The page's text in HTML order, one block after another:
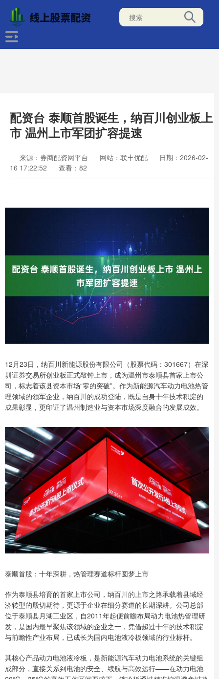
配资台 泰顺首股诞生，纳百川创业板上
市 温州上市军团扩容提速
来源：券商配资网平台 网站：联丰优配
日期：2026-02-
16 17:22:52
查看：82
12月23日，纳百川新能源股份有限公司（股票代码：301667）在深
圳证券交易所创业板正式敲钟上市，成为温州市泰顺县首家上市公
司，标志着该县资本市场“零的突破”。作为新能源汽车动力电池热管
理领域的领军企业，纳百川的成功登陆，既是自身十年技术积淀的
成果彰显，更印证了温州制造业与资本市场深度融合的发展成效。
泰顺首股：十年深耕，热管理赛道标杆圆梦上市
作为泰顺县培育的首家上市公司，纳百川的上市之路承载着县域经
济转型的殷切期待，更源于企业在细分赛道的长期深耕。公司总部
位于泰顺县月湖工业区，自2011年起便前瞻布局动力电池热管理研
发，是国内最早聚焦该领域的企业之一，凭借超过十年的技术积淀
与前瞻性产业布局，已成长为国内电池液冷板领域的行业标杆。
其核心产品动力电池液冷板，是新能源汽车动力电池系统的关键组
成部分，直接关系到电池的安全、续航与高效运行——在动力电池